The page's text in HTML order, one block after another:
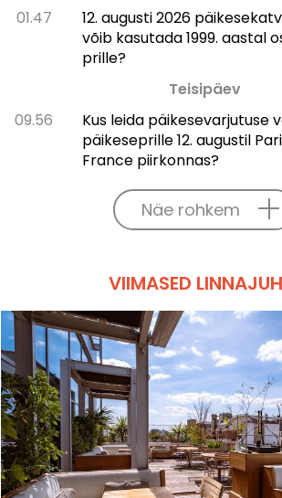
01.47
12. augusti 2026
võib kasutada 1999. aastal
prille?
Teisipäev
09.56
Kus leida päikesevarjutuse
päikeseprille 12. augustil
France piirkonnas?
Näe rohkem
VIIMASED